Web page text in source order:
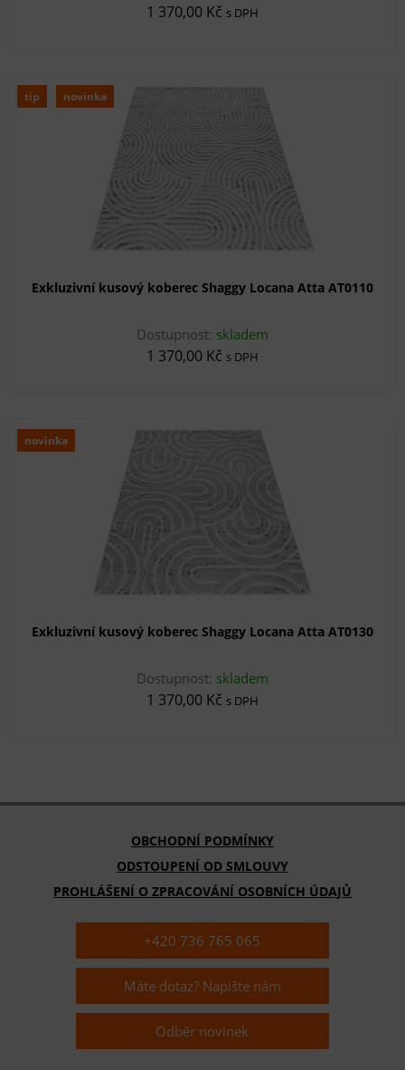
1 370,00 Kč s DPH
tip novinka
Exkluzivní kusový koberec Shaggy Locana Atta AT0110
Dostupnost: skladem
1 370,00 Kč s DPH
novinka
Exkluzivní kusový koberec Shaggy Locana Atta AT0130
Dostupnost: skladem
1 370,00 Kč s DPH
OBCHODNÍ PODMÍNKY
ODSTOUPENÍ OD SMLOUVY
PROHLÁŠENÍ O ZPRACOVÁNÍ OSOBNÍCH ÚDAJŮ
+420 736 765 065
Máte dotaz? Napište nám
Odběr novinek